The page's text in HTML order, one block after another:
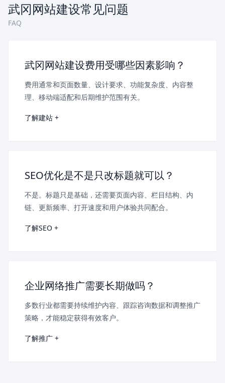
武冈网站建设常见问题
FAQ
武冈网站建设费用受哪些因素影响？
费用通常和页面数量、设计要求、功能复杂度、内容整
理、移动端适配和后期维护范围有关。
了解建站 +
SEO优化是不是只改标题就可以？
不是。标题只是基础，还需要页面内容、栏目结构、内
链、更新频率、打开速度和用户体验共同配合。
了解SEO +
企业网络推广需要长期做吗？
多数行业都需要持续维护内容、跟踪咨询数据和调整推广
策略，才能稳定获得有效客户。
了解推广 +